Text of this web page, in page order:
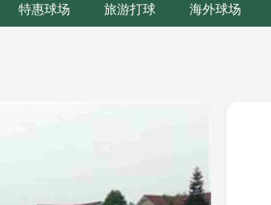
特惠球场 旅游打球 海外球场